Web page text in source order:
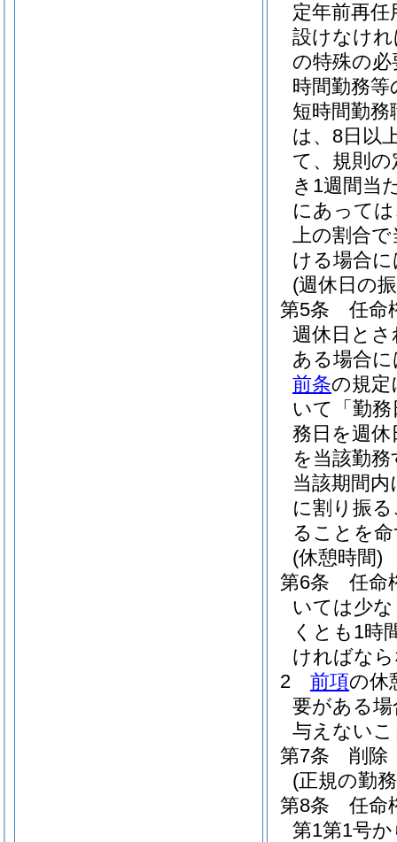
定年前再
設けなけ
の特殊の必
時間勤務等
短時間勤
は、8日以
て、規則
き1週間当
にあって
上の割合で
ける場合
(週休日の
第5条
任命
週休日と
ある場合
前条の規定
いて「勤
務日を週
を当該勤
当該期間
に割り振
ることを
(休憩時間)
第6条
任命
いては少
くとも1時
ければな
2
前項の休
要がある
与えない
第7条
削除
(正規の勤
第8条
任命
第1第1号